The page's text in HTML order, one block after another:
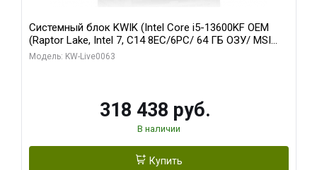
Системный блок KWIK (Intel Core i5-13600KF OEM
(Raptor Lake, Intel 7, C14 8EC/6PC/ 64 ГБ ОЗУ/ MSI
RTX5080 VENTUS 3X OC 16GB GDDR7 256bit 3xDP
Модель: KW-Live0063
318 438 руб.
В наличии
Купить